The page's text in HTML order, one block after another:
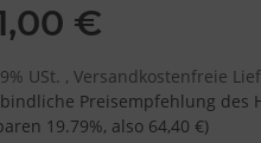
€
USt. , Versandkostenfreie
Preisempfehlung des
19.79%, also 64,40 €)